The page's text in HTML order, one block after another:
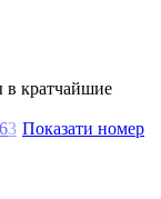
кратчайшие
63 Показати номер